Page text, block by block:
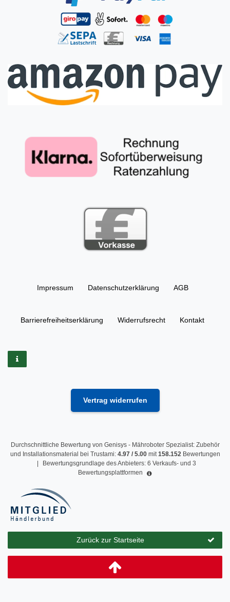
Impressum Daten­schutz­erklärung AGB
Barrierefreiheitserklärung Widerrufs­recht Kontakt
Vertrag widerrufen
Durchschnittliche Bewertung von Genisys - Mähroboter Spezialist: Zubehör
und Installationsmaterial bei Trustami: 4.97/ 5.00mit158.152 Bewertungen
Bewertungsgrundlage des Anbieters: 6 Verkaufs- und 3
Bewertungsplattformen
Zurück zur Startseite